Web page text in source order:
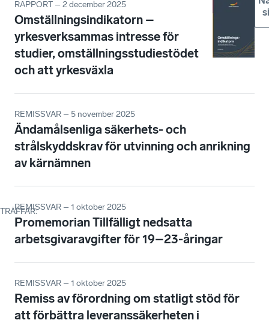
TRÄFFAR:
RAPPORT – 2 december 2025
Omställningsindikatorn –
yrkesverksammas intresse för
studier, omställningsstudiestödet
och att yrkesväxla
REMISSVAR – 5 november 2025
Ändamålsenliga säkerhets- och
strålskyddskrav för utvinning och anrikning
av kärnämnen
REMISSVAR – 1 oktober 2025
Promemorian Tillfälligt nedsatta
arbetsgivaravgifter för 19–23-åringar
REMISSVAR – 1 oktober 2025
Remiss av förordning om statligt stöd för
att förbättra leveranssäkerheten i